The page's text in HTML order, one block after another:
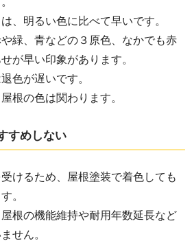
、明るい色に比べて早いです。
緑、青などの３原色、なかでも赤
が早い印象があります。
色が遅いです。
根の色は関わります。
すめしない
けるため、屋根塗装で着色しても
。
根の機能維持や耐用年数延長など
せん。